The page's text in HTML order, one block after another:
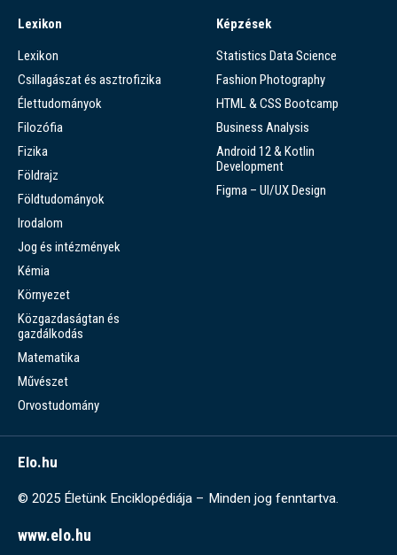
Lexikon
Lexikon
Csillagászat és asztrofizika
Élettudományok
Filozófia
Fizika
Földrajz
Földtudományok
Irodalom
Jog és intézmények
Kémia
Környezet
Közgazdaságtan és
gazdálkodás
Matematika
Művészet
Orvostudomány
Képzések
Statistics Data Science
Fashion Photography
HTML & CSS Bootcamp
Business Analysis
Android 12 & Kotlin
Development
Figma – UI/UX Design
Elo.hu
© 2025 Életünk Enciklopédiája – Minden jog fenntartva.
www.elo.hu